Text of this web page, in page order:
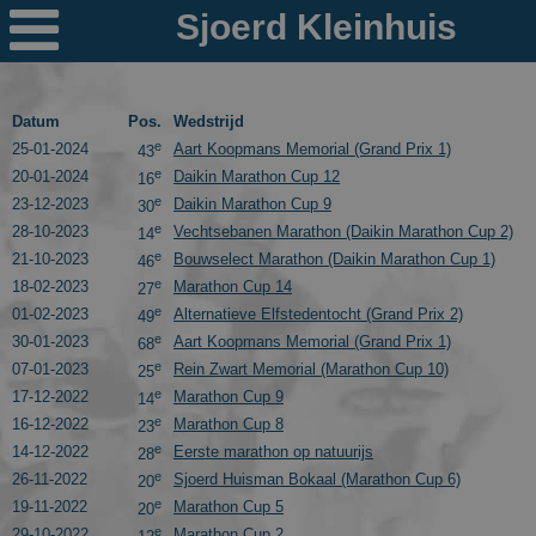

Nieuws
Ploegen
PR's
Schaatspeloton.nl
Datum Pos.
Wedstrijd
25-01-2024
43e
Aart Koopmans Memorial (Grand Prix 1)
20-01-2024
16e
Daikin Marathon Cup 12
23-12-2023
30e
Daikin Marathon Cup 9
28-10-2023
14e
Vechtsebanen Marathon (Daikin Marathon Cup 2)
21-10-2023
46e
Bouwselect Marathon (Daikin Marathon Cup 1)
18-02-2023
27e
Marathon Cup 14
01-02-2023
49e
Alternatieve Elfstedentocht (Grand Prix 2)
30-01-2023
68e
Aart Koopmans Memorial (Grand Prix 1)
07-01-2023
25e
Rein Zwart Memorial (Marathon Cup 10)
17-12-2022
14e
Marathon Cup 9
16-12-2022
23e
Marathon Cup 8
14-12-2022
28e
Eerste marathon op natuurijs
26-11-2022
20e
Sjoerd Huisman Bokaal (Marathon Cup 6)
19-11-2022
20e
Marathon Cup 5
e